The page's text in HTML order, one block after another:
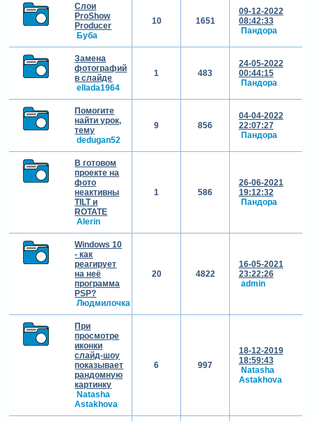
Слои
ProShow
Producer
Буба
10 1651
09-12-2022
08:42:33
Пандора
Замена
фотографий
в слайде
ellada1964
1 483
24-05-2022
00:44:15
Пандора
Помогите
найти урок,
тему
dedugan52
9 856
04-04-2022
22:07:27
Пандора
В готовом
проекте на
фото
неактивны
TILT и
ROTATE
Alerin
1 586
26-06-2021
19:12:32
Пандора
Windows 10
- как
реагирует
на неё
программа
PSP?
Людмилочка
20 4822
16-05-2021
23:22:26
admin
При
просмотре
иконки
слайд-шоу
показывает
рандомную
картинку
Natasha
Astakhova
6 997
18-12-2019
18:59:43
Natasha
Astakhova